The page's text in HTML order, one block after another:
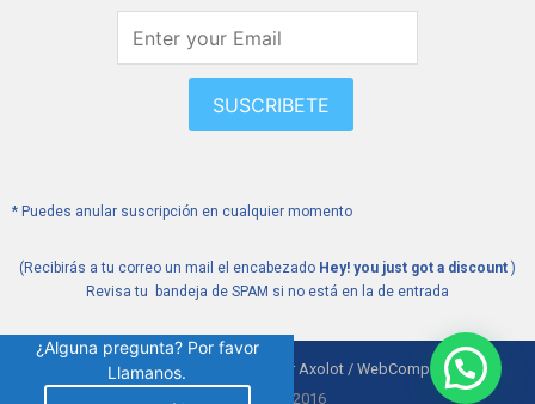
SUSCRIBETE
* Puedes anular suscripción en cualquier momento
(Recibirás a tu correo un mail el encabezado Hey! you just got a discount )
Revisa tu bandeja de SPAM si no está en la de entrada
Medwalk Sitio desarrollado por Axolot / WebComparte
Medwalk © 2016
¿Alguna pregunta? Por favor
Llamanos.